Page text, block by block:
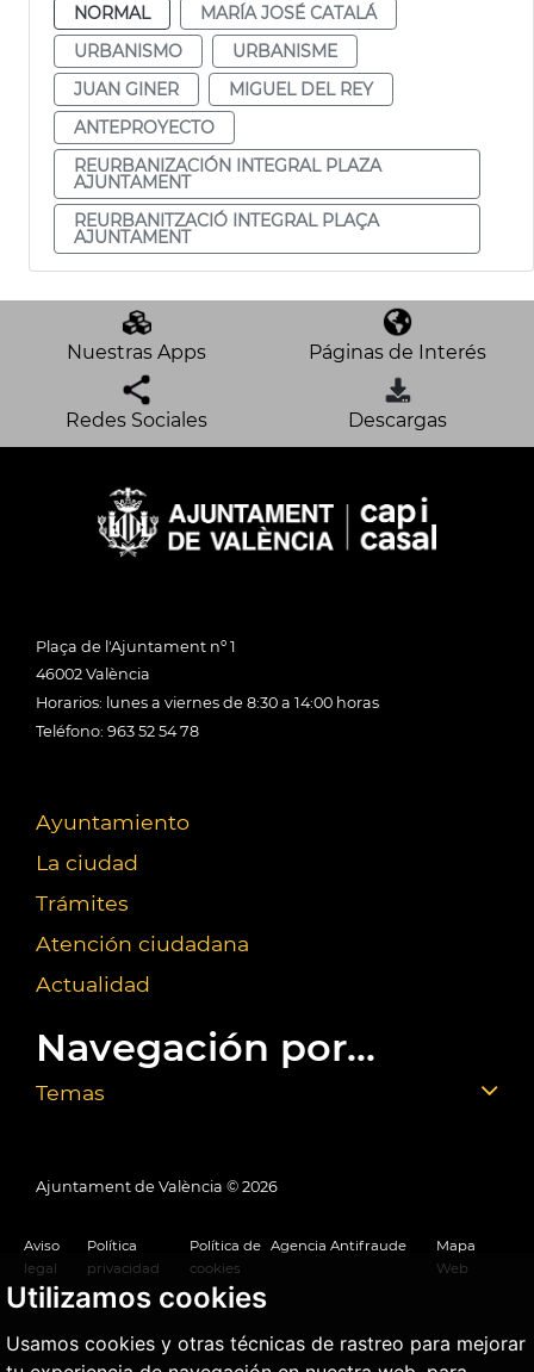
Utilizamos cookies
Usamos cookies y otras técnicas de rastreo para mejorar
NORMAL
MARÍA JOSÉ CATALÁ
URBANISMO
URBANISME
JUAN GINER
MIGUEL DEL REY
ANTEPROYECTO
REURBANIZACIÓN INTEGRAL PLAZA
AJUNTAMENT
REURBANITZACIÓ INTEGRAL PLAÇA
AJUNTAMENT
Nuestras Apps Páginas de Interés
Redes Sociales Descargas
Plaça de l'Ajuntament nº 1
46002 València
Horarios: lunes a viernes de 8:30 a 14:00 horas
Teléfono: 963 52 54 78
Ayuntamiento
La ciudad
Trámites
Atención ciudadana
Actualidad
Navegación por...
Temas
Ajuntament de València © 2026
Aviso
legal
Política
privacidad
Política de
cookies
Agencia Antifraude
Mapa
Web